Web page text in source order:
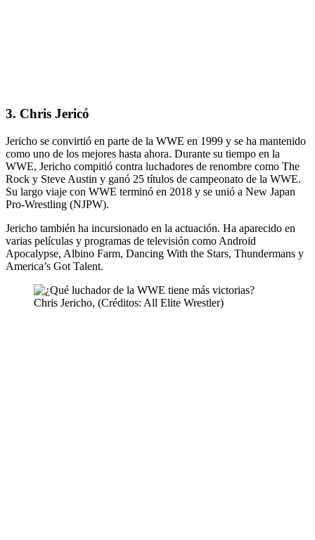
3. Chris Jericó
Jericho se convirtió en parte de la WWE en 1999 y se ha mantenido
como uno de los mejores hasta ahora. Durante su tiempo en la
WWE, Jericho compitió contra luchadores de renombre como The
Rock y Steve Austin y ganó 25 títulos de campeonato de la WWE.
Su largo viaje con WWE terminó en 2018 y se unió a New Japan
Pro-Wrestling (NJPW).
Jericho también ha incursionado en la actuación. Ha aparecido en
varias películas y programas de televisión como Android
Apocalypse, Albino Farm, Dancing With the Stars, Thundermans y
America’s Got Talent.
Chris Jericho, (Créditos: All Elite Wrestler)